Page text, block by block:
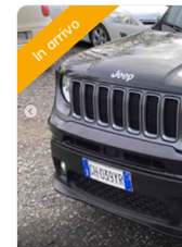
In arrivo